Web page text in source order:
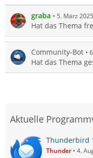
graba 5. März
Hat das Thema
Community-Bot
Hat das Thema
Aktuelle
Thunderbird
Thunder 4.